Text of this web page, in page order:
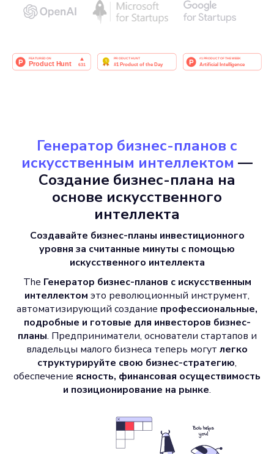
Генератор бизнес-планов с
искусственным интеллектом —
Создание бизнес-плана на
основе искусственного
интеллекта
Создавайте бизнес-планы инвестиционного
уровня за считанные минуты с помощью
искусственного интеллекта
The Генератор бизнес-планов с искусственным
интеллектом это революционный инструмент,
автоматизирующий создание профессиональные,
подробные и готовые для инвесторов бизнес-
планы. Предприниматели, основатели стартапов и
владельцы малого бизнеса теперь могут легко
структурируйте свою бизнес-стратегию,
обеспечение ясность, финансовая осуществимость
и позиционирование на рынке.